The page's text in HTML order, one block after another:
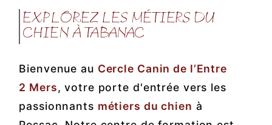
EXPLOREZ LES MÉTIERS DU
CHIEN À TABANAC
Bienvenue au Cercle Canin de l’Entre
2 Mers, votre porte d'entrée vers les
passionnants métiers du chien à